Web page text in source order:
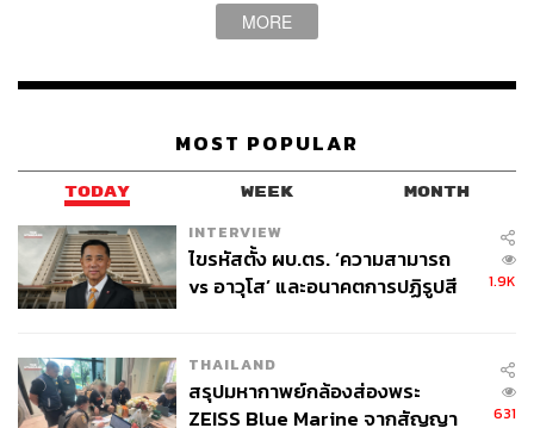
MORE
MOST POPULAR
TODAY WEEK MONTH
INTERVIEW
ไขรหัสตั้ง ผบ.ตร. ‘ความสามารถ
vs อาวุโส’ และอนาคตการปฏิรูปสี
1.9K
THAILAND
สรุปมหากาพย์กล้องส่องพระ
ZEISS Blue Marine จากสัญญา
631